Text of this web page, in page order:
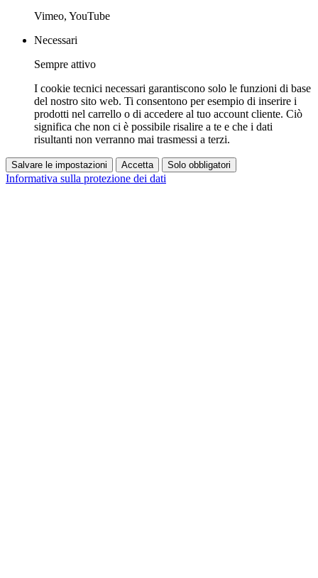
Vimeo, YouTube
Necessari
Sempre attivo
I cookie tecnici necessari garantiscono solo le funzioni di base
del nostro sito web. Ti consentono per esempio di inserire i
prodotti nel carrello o di accedere al tuo account cliente. Ciò
significa che non ci è possibile risalire a te e che i dati
risultanti non verranno mai trasmessi a terzi.
Salvare le impostazioni Accetta Solo obbligatori
Informativa sulla protezione dei dati